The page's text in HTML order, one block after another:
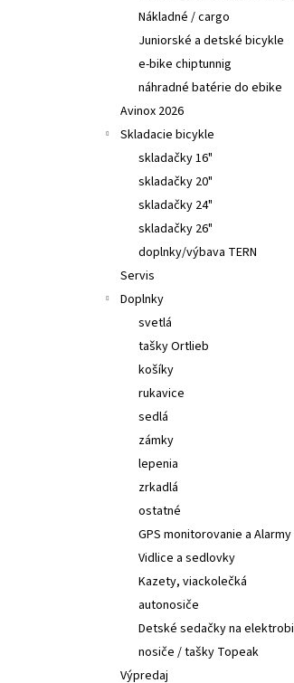
Nákladné / cargo
Juniorské a detské bicykle
e-bike chiptunnig
náhradné batérie do ebike
Avinox 2026
Skladacie bicykle
skladačky 16"
skladačky 20"
skladačky 24"
skladačky 26"
doplnky/výbava TERN
Servis
Doplnky
svetlá
tašky Ortlieb
košíky
rukavice
sedlá
zámky
lepenia
zrkadlá
ostatné
GPS monitorovanie a Alarmy
Vidlice a sedlovky
Kazety, viackolečká
autonosiče
Detské sedačky na
nosiče / tašky Topeak
Výpredaj
TUNING PEARTUNE MSO 3.0
DJI M2,M2S
€309